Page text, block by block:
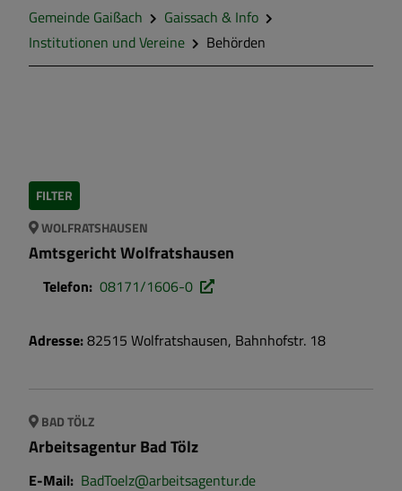
Soziales
Gemeinde Gaißach
Gaissach & Info
Institutionen und Vereine
Behörden
FILTER
WOLFRATSHAUSEN
Amtsgericht Wolfratshausen
Telefon: 08171/1606-0
Adresse:82515 Wolfratshausen, Bahnhofstr. 18
BAD TÖLZ
Arbeitsagentur Bad Tölz
E-Mail: BadToelz@arbeitsagentur.de